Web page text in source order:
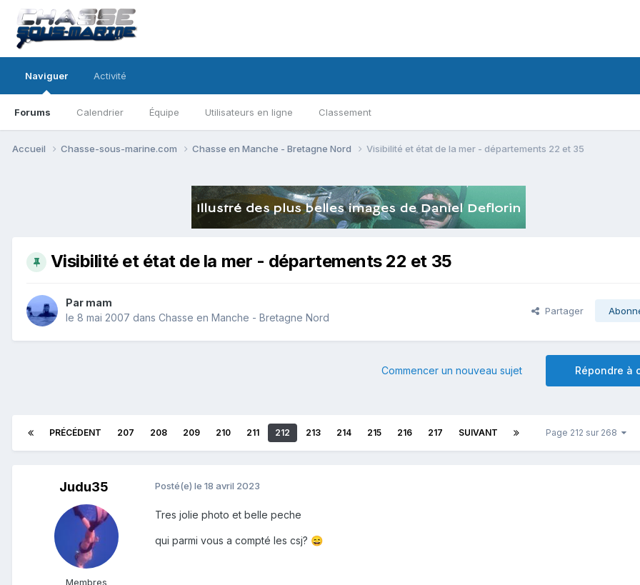
Naviguer
Forums Calendrier Équipe Utilisateurs en ligne Classement
Activité
Accueil Chasse-sous-marine.com Chasse en Manche - Bretagne Nord Visibilité et état de la mer - départements 22 et 35
Visibilité et état de la mer - départements 22 et 35
Par mam
le 8 mai 2007 dans Chasse en Manche - Bretagne Nord
Partager
Répondre à
Commencer un nouveau sujet
PRÉCÉDENT 207 208 209 210 211 212 213 214 215 216 217 SUIVANT Page 212 sur 268
Judu35
Membres
Posté(e) le 18 avril 2023
Tres jolie photo et belle peche
qui parmi vous a compté les csj? 😄